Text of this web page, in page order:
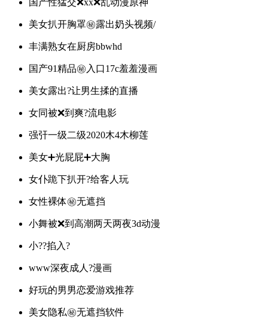
国产性猛交❌xx❌乱动漫原神
美女扒开胸罩㊙️露出奶头视频/
丰满熟女在厨房bbwhd
国产91精品㊙️入口17c羞羞漫画
美女露出?让男生揉的直播
女同被❌到爽?流电影
强㢨一级二级2020木4木柳莲
美女➕光屁屁➕大胸
女仆跪下扒开?给客人玩
女性裸体㊙️无遮挡
小舞被❌到高潮两天两夜3d动漫
小??掐入?
www深夜成人?漫画
好玩的男男恋爱游戏推荐
美女隐私㊙️无遮挡软件